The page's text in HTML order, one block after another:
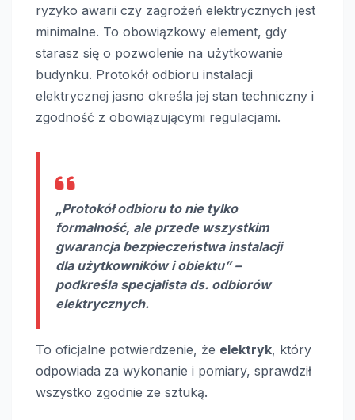
ryzyko awarii czy zagrożeń elektrycznych jest
minimalne. To obowiązkowy element, gdy
starasz się o pozwolenie na użytkowanie
budynku. Protokół odbioru instalacji
elektrycznej jasno określa jej stan techniczny i
zgodność z obowiązującymi regulacjami.
„Protokół odbioru to nie tylko
formalność, ale przede wszystkim
gwarancja bezpieczeństwa instalacji
dla użytkowników i obiektu” –
podkreśla specjalista ds. odbiorów
elektrycznych.
To oficjalne potwierdzenie, że elektryk, który
odpowiada za wykonanie i pomiary, sprawdził
wszystko zgodnie ze sztuką.